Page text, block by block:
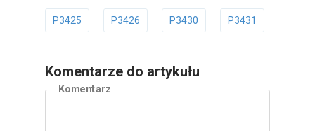
P3425 P3426 P3430 P3431
Komentarze do artykułu
Komentarz